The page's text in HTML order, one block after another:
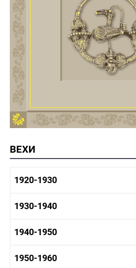
ВЕХИ
1920-1930
1920-1930 история
1920-1930 культура
1930-1940
1930-1940 история
1930-1940 культура
1940-1950
1940-1950 быт
1950-1960